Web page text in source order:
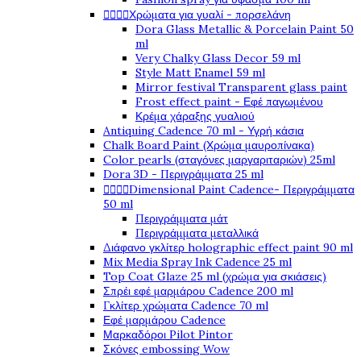
Χρώματα για γυαλί - πορσελάνη
Dora Glass Metallic & Porcelain Paint 50
ml
Very Chalky Glass Decor 59 ml
Style Matt Enamel 59 ml
Mirror festival Transparent glass paint
Frost effect paint - Εφέ παγωμένου
Κρέμα χάραξης γυαλιού
Antiquing Cadence 70 ml - Υγρή κάσια
Chalk Board Paint (Χρώμα μαυροπίνακα)
Color pearls (σταγόνες μαργαριταριών) 25ml
Dora 3D - Περιγράμματα 25 ml
Dimensional Paint Cadence- Περιγράμματα
50 ml
Περιγράμματα μάτ
Περιγράμματα μεταλλικά
Διάφανο γκλίτερ holographic effect paint 90 ml
Mix Media Spray Ink Cadence 25 ml
Top Coat Glaze 25 ml (χρώμα για σκιάσεις)
Σπρέι εφέ μαρμάρου Cadence 200 ml
Γκλίτερ χρώματα Cadence 70 ml
Εφέ μαρμάρου Cadence
Μαρκαδόροι Pilot Pintor
Σκόνες embossing Wow